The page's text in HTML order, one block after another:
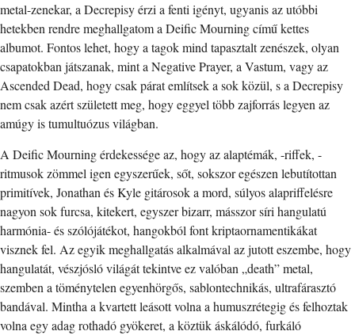
metal-zenekar, a Decrepisy érzi a fenti igényt, ugyanis az utóbbi
hetekben rendre meghallgatom a Deific Mourning című kettes
albumot. Fontos lehet, hogy a tagok mind tapasztalt zenészek, olyan
csapatokban játszanak, mint a Negative Prayer, a Vastum, vagy az
Ascended Dead, hogy csak párat említsek a sok közül, s a Decrepisy
nem csak azért született meg, hogy eggyel több zajforrás legyen az
amúgy is tumultuózus világban.
A Deific Mourning érdekessége az, hogy az alaptémák, -riffek, -
ritmusok zömmel igen egyszerűek, sőt, sokszor egészen lebutítottan
primitívek, Jonathan és Kyle gitárosok a mord, súlyos alapriffelésre
nagyon sok furcsa, kitekert, egyszer bizarr, másszor síri hangulatú
harmónia- és szólójátékot, hangokból font kriptaornamentikákat
visznek fel. Az egyik meghallgatás alkalmával az jutott eszembe, hogy
hangulatát, vészjósló világát tekintve ez valóban „death” metal,
szemben a töménytelen egyenhörgős, sablontechnikás, ultrafárasztó
bandával. Mintha a kvartett leásott volna a humuszrétegig és felhoztak
volna egy adag rothadó gyökeret, a köztük áskálódó, furkáló